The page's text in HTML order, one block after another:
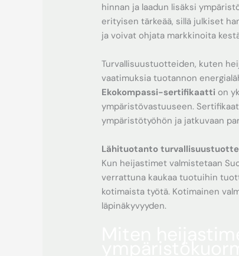
hinnan ja laadun lisäksi
erityisen tärkeää, sillä julkiset
ja voivat ohjata markkinoita
Turvallisuustuotteiden, kuten
vaatimuksia tuotannon
Ekokompassi-sertifikaatti on
ympäristövastuuseen.
ympäristötyöhön ja jatkuvaan
Lähituotanto
Kun heijastimet valmistetaan
verrattuna kaukaa tuotuihin
kotimaista työtä. Kotimainen
läpinäkyvyyden.